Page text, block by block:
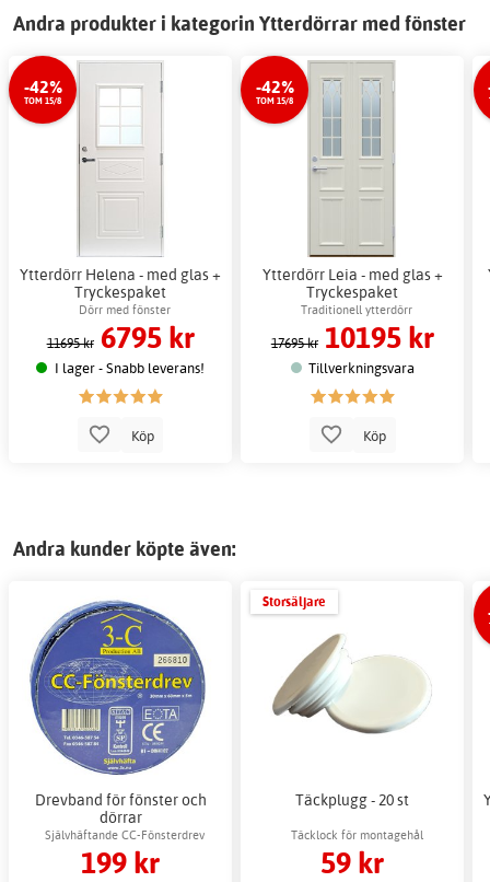
Andra produkter i kategorin Ytterdörrar med fönster
-42%
TOM 15/8
Ytterdörr Helena - med glas +
Tryckespaket
Dörr med fönster
11695 kr 6795 kr
I lager - Snabb leverans!
Köp
-42%
TOM 15/8
Ytterdörr Leia - med glas +
Tryckespaket
Traditionell ytterdörr
17695 kr 10195 kr
Tillverkningsvara
Köp
Andra kunder köpte även:
Drevband för fönster och
dörrar
Självhäftande CC-Fönsterdrev
199 kr
Storsäljare
Täckplugg - 20 st
Täcklock för montagehål
59 kr